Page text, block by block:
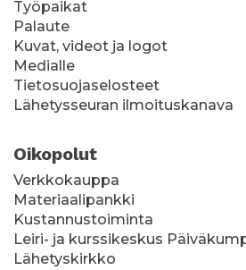
Työpaikat
Palaute
Kuvat, videot ja logot
Medialle
Tietosuojaselosteet
Lähetysseuran ilmoituskanava
Oikopolut
Verkkokauppa
Materiaalipankki
Kustannustoiminta
Leiri- ja kurssikeskus
Lähetyskirkko